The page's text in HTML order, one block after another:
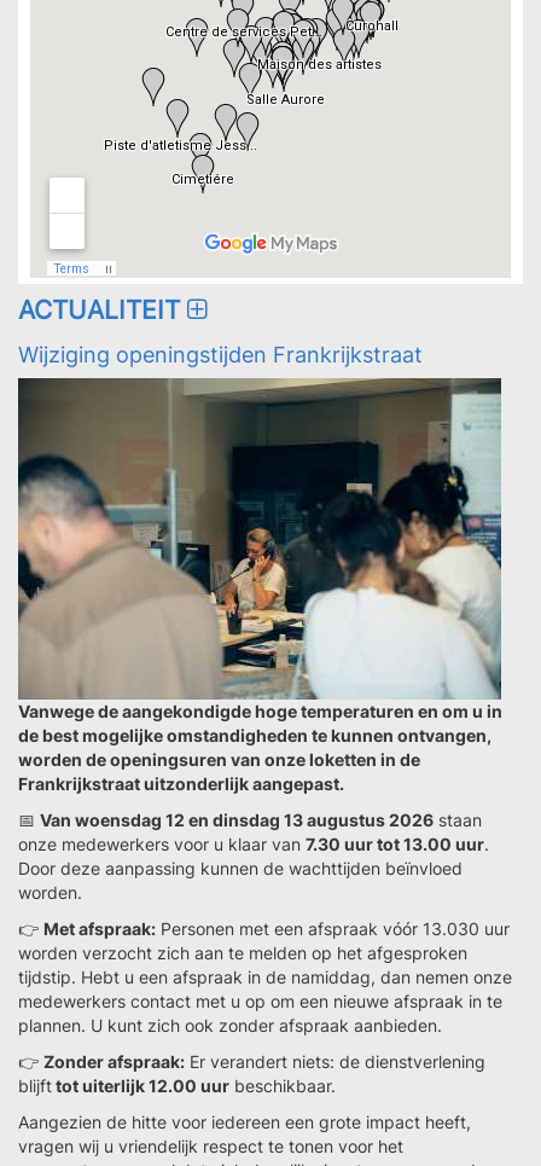
ACTUALITEIT
Wijziging openingstijden Frankrijkstraat
Vanwege de aangekondigde hoge temperaturen en om u in
de best mogelijke omstandigheden te kunnen ontvangen,
worden de openingsuren van onze loketten in de
Frankrijkstraat uitzonderlijk aangepast.
📅 Van woensdag 12 en dinsdag 13 augustus 2026 staan
onze medewerkers voor u klaar van 7.30 uur tot 13.00 uur.
Door deze aanpassing kunnen de wachttijden beïnvloed
worden.
👉 Met afspraak: Personen met een afspraak vóór 13.030 uur
worden verzocht zich aan te melden op het afgesproken
tijdstip. Hebt u een afspraak in de namiddag, dan nemen onze
medewerkers contact met u op om een nieuwe afspraak in te
plannen. U kunt zich ook zonder afspraak aanbieden.
👉 Zonder afspraak: Er verandert niets: de dienstverlening
blijfttot uiterlijk 12.00 uur beschikbaar.
Aangezien de hitte voor iedereen een grote impact heeft,
vragen wij u vriendelijk respect te tonen voor het